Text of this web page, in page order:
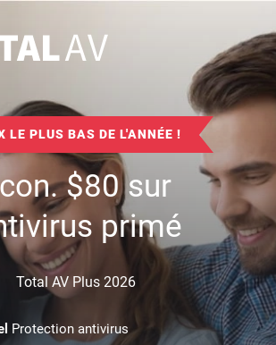
LE PLUS BAS DE L'ANNÉE !
$80sur
primé
Total AV Plus 2026
Protection antivirus